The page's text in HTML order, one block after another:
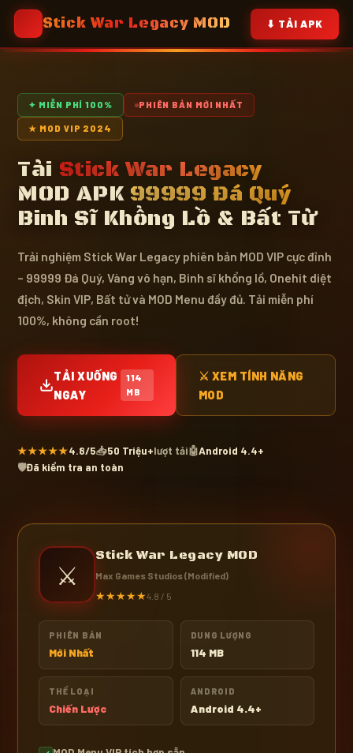
Stick War Legacy MOD ⬇ TẢI APK
✦ MIỄN PHÍ 100% PHIÊN BẢN MỚI NHẤT
★ MOD VIP 2024
Tải Stick War Legacy
MOD APK 99999 Đá Quý
Binh Sĩ Khổng Lồ & Bất Tử
Trải nghiệm Stick War Legacy phiên bản MOD VIP cực đỉnh
– 99999 Đá Quý, Vàng vô hạn, Binh sĩ khổng lồ, Onehit diệt
địch, Skin VIP, Bất tử và MOD Menu đầy đủ. Tải miễn phí
100%, không cần root!
TẢI XUỐNG
NGAY
114
MB
⚔ XEM TÍNH NĂNG
MOD
★★★★★4.8/5📥50 Triệu+lượt tải🤖Android 4.4+
🛡Đã kiểm tra an toàn
⚔️
Stick War Legacy MOD
Max Games Studios (Modified)
★★★★★4.8 / 5
PHIÊN BẢN
Mới Nhất
DUNG LƯỢNG
114 MB
THỂ LOẠI
Chiến Lược
ANDROID
Android 4.4+